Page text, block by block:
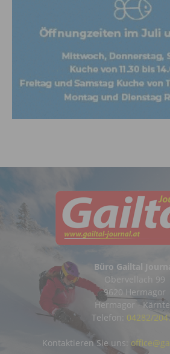
Büro Gailtal Journal
Obervellach 99
9620 Hermagor
Hermagor -
Telefon: 04282/
Kontaktieren Sie uns: